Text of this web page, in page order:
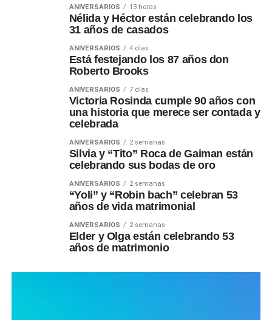
ANIVERSARIOS 13 horas
Nélida y Héctor están celebrando los
31 años de casados
ANIVERSARIOS 4 días
Está festejando los 87 años don
Roberto Brooks
ANIVERSARIOS 7 días
Victoria Rosinda cumple 90 años con
una historia que merece ser contada y
celebrada
ANIVERSARIOS 2 semanas
Silvia y “Tito” Roca de Gaiman están
celebrando sus bodas de oro
ANIVERSARIOS 2 semanas
“Yoli” y “Robin bach” celebran 53
años de vida matrimonial
ANIVERSARIOS 2 semanas
Elder y Olga están celebrando 53
años de matrimonio